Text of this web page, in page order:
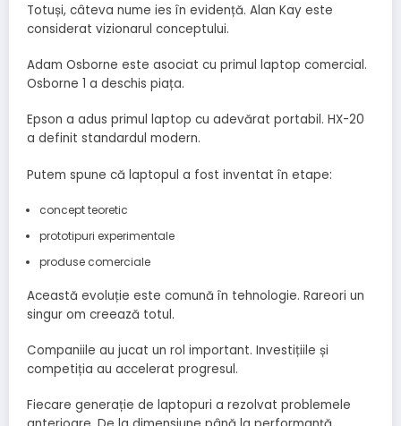
Totuși, câteva nume ies în evidență. Alan Kay este
considerat vizionarul conceptului.
Adam Osborne este asociat cu primul laptop comercial.
Osborne 1 a deschis piața.
Epson a adus primul laptop cu adevărat portabil. HX-20
a definit standardul modern.
Putem spune că laptopul a fost inventat în etape:
concept teoretic
prototipuri experimentale
produse comerciale
Această evoluție este comună în tehnologie. Rareori un
singur om creează totul.
Companiile au jucat un rol important. Investițiile și
competiția au accelerat progresul.
Fiecare generație de laptopuri a rezolvat problemele